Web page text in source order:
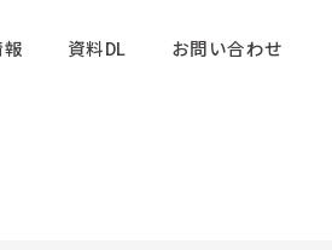
報 資料DL お問い合わせ